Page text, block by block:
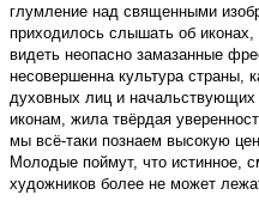
глумление над священными
приходилось слышать об
видеть неопасно замазанные
несовершенна культура страны,
духовных лиц и
иконам, жила твёрдая
мы всё-таки познаем высокую
Молодые поймут, что истинное,
художников более не может